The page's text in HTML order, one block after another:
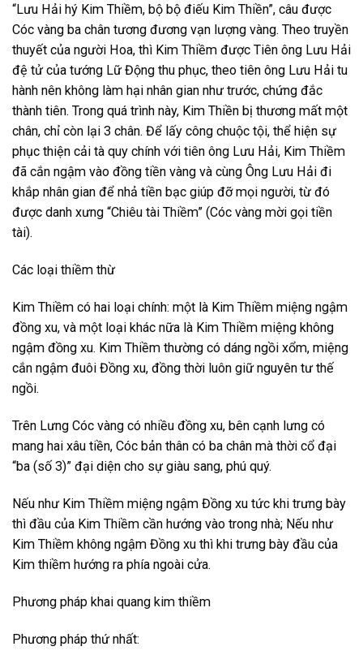
“Lưu Hải hý Kim Thiềm, bộ bộ điếu Kim Thiền”, câu được
Cóc vàng ba chân tương đương vạn lượng vàng. Theo truyền
thuyết của người Hoa, thì Kim Thiềm được Tiên ông Lưu Hải
đệ tử của tướng Lữ Động thu phục, theo tiên ông Lưu Hải tu
hành nên không làm hại nhân gian như trước, chứng đắc
thành tiên. Trong quá trình này, Kim Thiền bị thương mất một
chân, chỉ còn lại 3 chân. Để lấy công chuộc tội, thể hiện sự
phục thiện cải tà quy chính với tiên ông Lưu Hải, Kim Thiềm
đã cắn ngậm vào đồng tiền vàng và cùng Ông Lưu Hải đi
khắp nhân gian để nhả tiền bạc giúp đỡ mọi người, từ đó
được danh xưng “Chiêu tài Thiềm” (Cóc vàng mời gọi tiền
tài).
Các loại thiềm thừ
Kim Thiềm có hai loại chính: một là Kim Thiềm miệng ngậm
đồng xu, và một loại khác nữa là Kim Thiềm miệng không
ngậm đồng xu. Kim Thiềm thường có dáng ngồi xổm, miệng
cắn ngậm đuôi Đồng xu, đồng thời luôn giữ nguyên tư thế
ngồi.
Trên Lưng Cóc vàng có nhiều đồng xu, bên cạnh lưng có
mang hai xâu tiền, Cóc bản thân có ba chân mà thời cổ đại
“ba (số 3)” đại diện cho sự giàu sang, phú quý.
Nếu như Kim Thiềm miệng ngậm Đồng xu tức khi trưng bày
thì đầu của Kim Thiềm cần hướng vào trong nhà; Nếu như
Kim Thiềm không ngậm Đồng xu thì khi trưng bày đầu của
Kim thiềm hướng ra phía ngoài cửa.
Phương pháp khai quang kim thiềm
Phương pháp thứ nhất: